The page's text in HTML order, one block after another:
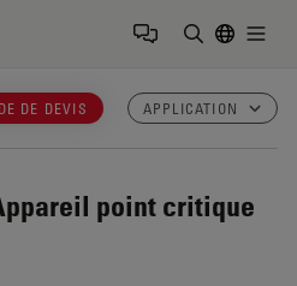
DE DEVIS APPLICATION
point critique